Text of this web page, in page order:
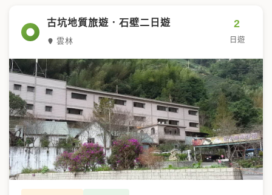
古坑地質旅遊．石壁二日遊
雲林
2
日遊